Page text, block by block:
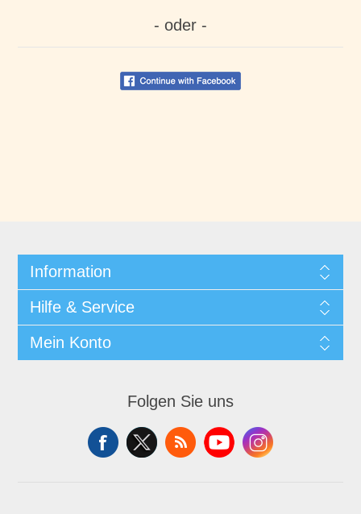
- oder -
Information
Hilfe & Service
Mein Konto
Folgen Sie uns